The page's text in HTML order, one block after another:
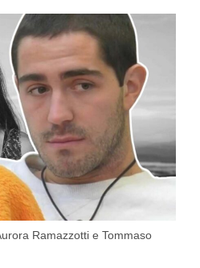
Ramazzotti e Tommaso